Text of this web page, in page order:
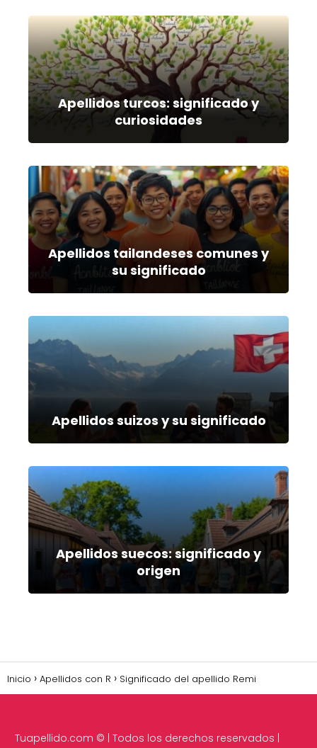
Apellidos turcos: significado y
curiosidades
Apellidos tailandeses comunes y
su significado
Apellidos suizos y su significado
Apellidos suecos: significado y
origen
Inicio Apellidos con R Significado del apellido Remi
Tuapellido.com © | Todos los derechos reservados |